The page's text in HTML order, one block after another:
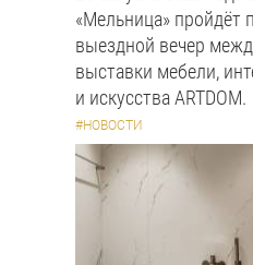
«Мельница» пройдёт
выездной вечер
выставки мебели,
и искусства ARTDOM.
#НОВОСТИ